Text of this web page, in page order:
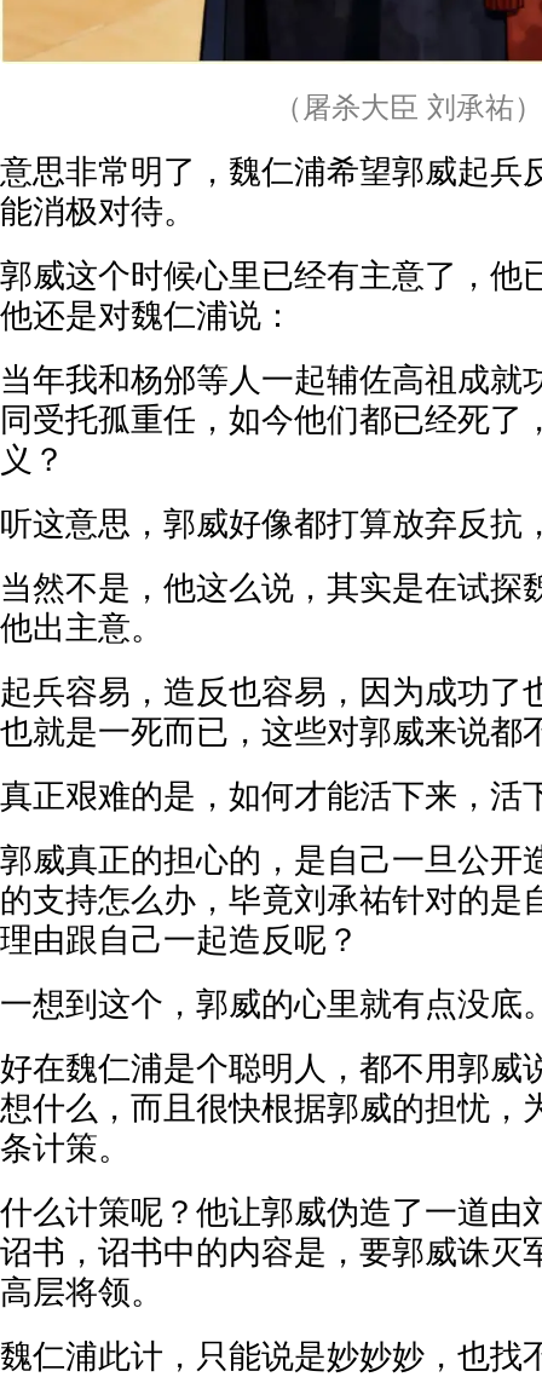
（屠杀大臣 刘承祐）
意思非常明了，魏仁浦希望郭威起兵
能消极对待。
郭威这个时候心里已经有主意了，他
他还是对魏仁浦说：
当年我和杨邠等人一起辅佐高祖成就
同受托孤重任，如今他们都已经死了
义？
听这意思，郭威好像都打算放弃反抗
当然不是，他这么说，其实是在试探
他出主意。
起兵容易，造反也容易，因为成功了
也就是一死而已，这些对郭威来说都
真正艰难的是，如何才能活下来，活
郭威真正的担心的，是自己一旦公开
的支持怎么办，毕竟刘承祐针对的是
理由跟自己一起造反呢？
一想到这个，郭威的心里就有点没底
好在魏仁浦是个聪明人，都不用郭威
想什么，而且很快根据郭威的担忧，
条计策。
什么计策呢？他让郭威伪造了一道由
诏书，诏书中的内容是，要郭威诛灭
高层将领。
魏仁浦此计，只能说是妙妙妙，也找